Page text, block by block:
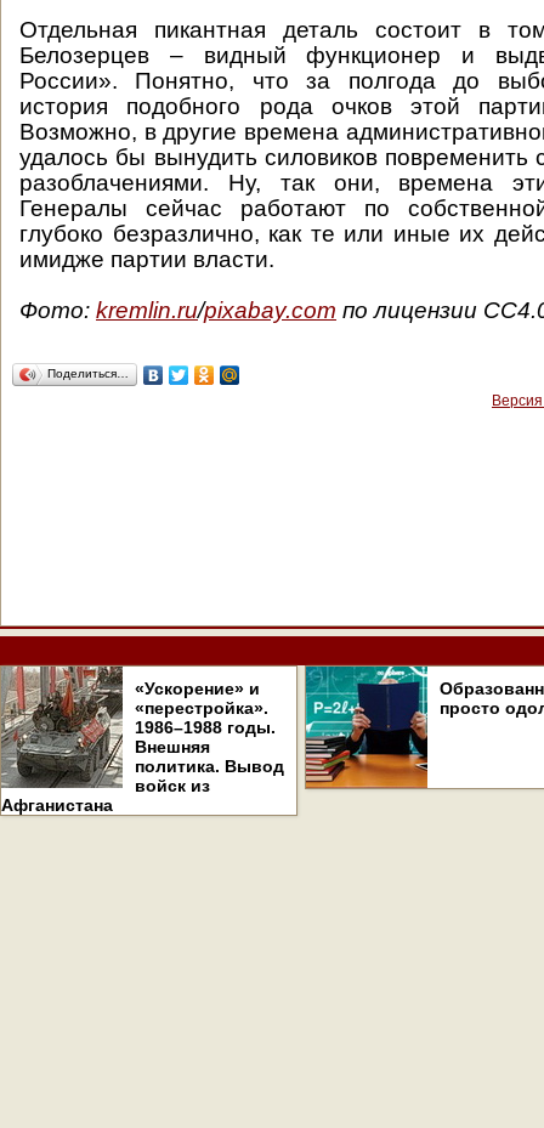
Отдельная пикантная деталь состоит в
Белозерцев – видный функционер и
России». Понятно, что за полгода до
история подобного рода очков этой
Возможно, в другие времена
удалось бы вынудить силовиков повременить
разоблачениями. Ну, так они, времена
Генералы сейчас работают по
глубоко безразлично, как те или иные их
имидже партии власти.
Фото: kremlin.ru/pixabay.com по лицензии
Поделиться…
«Ускорение» и
«перестройка».
1986–1988 годы.
Внешняя
политика. Вывод
войск из
Афганистана
просто